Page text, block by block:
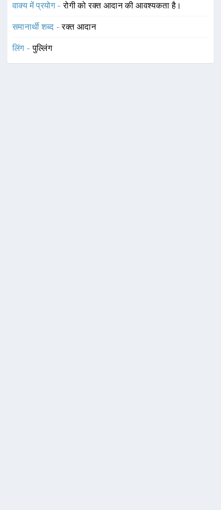
वाक्य में प्रयोग -रोगी को रक्त आदान की आवश्यकता है।
समानार्थी शब्द -रक्त आदान
लिंग -पुल्लिंग